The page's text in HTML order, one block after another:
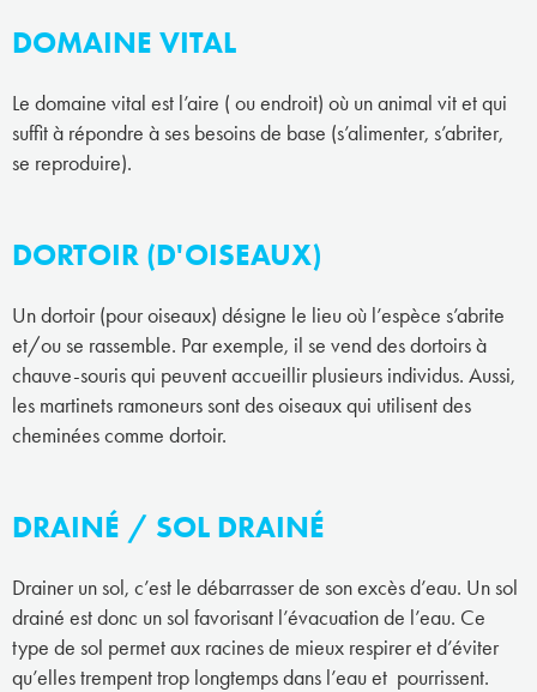
DOMAINE VITAL
Le domaine vital est l’aire ( ou endroit) où un animal vit et qui
suffit à répondre à ses besoins de base (s’alimenter, s’abriter,
se reproduire).
DORTOIR (D'OISEAUX)
Un dortoir (pour oiseaux) désigne le lieu où l’espèce s’abrite
et/ou se rassemble. Par exemple, il se vend des dortoirs à
chauve-souris qui peuvent accueillir plusieurs individus. Aussi,
les martinets ramoneurs sont des oiseaux qui utilisent des
cheminées comme dortoir.
DRAINÉ / SOL DRAINÉ
Drainer un sol, c’est le débarrasser de son excès d’eau. Un sol
drainé est donc un sol favorisant l’évacuation de l’eau. Ce
type de sol permet aux racines de mieux respirer et d’éviter
qu’elles trempent trop longtemps dans l’eau et pourrissent.